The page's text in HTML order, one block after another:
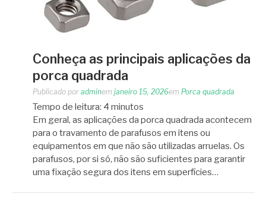
Conheça as principais aplicações da
porca quadrada
Publicado por adminem janeiro 15, 2026em Porca quadrada
Tempo de leitura: 4 minutos
Em geral, as aplicações da porca quadrada acontecem
para o travamento de parafusos em itens ou
equipamentos em que não são utilizadas arruelas. Os
parafusos, por si só, não são suficientes para garantir
uma fixação segura dos itens em superfícies…